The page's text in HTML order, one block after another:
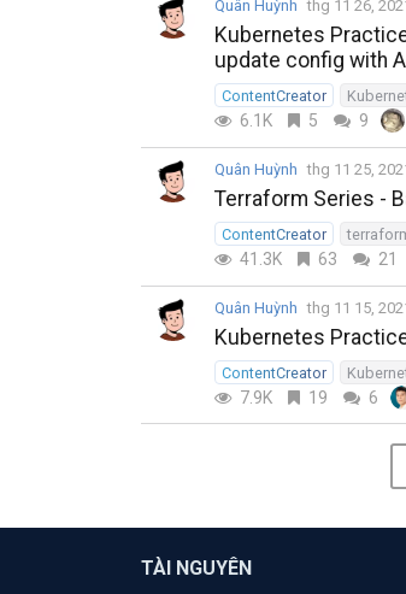
Quân Huỳnh thg 11 26,
Kubernetes
update config with
ContentCreator
6.1K 5 9
Quân Huỳnh thg 11 25,
Terraform Series -
ContentCreator
41.3K 63 21
Quân Huỳnh thg 11 15,
Kubernetes
ContentCreator
7.9K 19 6
TÀI NGUYÊN